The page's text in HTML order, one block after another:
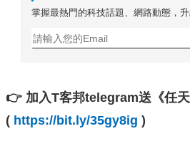
掌握最熱門的科技話題、網路動態，
👉 加入T客邦telegram送《任
( https://bit.ly/35gy8ig )